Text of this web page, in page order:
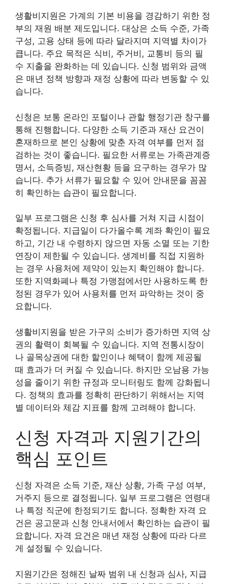
생활비지원은 가계의 기본 비용을 경감하기 위한 정
부의 재원 배분 제도입니다. 대상은 소득 수준, 가족
구성, 고용 상태 등에 따라 달라지며 지역별 차이가
큽니다. 주요 목적은 식비, 주거비, 교통비 등의 필
수 지출을 완화하는 데 있습니다. 신청 범위와 금액
은 매년 정책 방향과 재정 상황에 따라 변동할 수 있
습니다.
신청은 보통 온라인 포털이나 관할 행정기관 창구를
통해 진행합니다. 다양한 소득 기준과 재산 요건이
혼재하므로 본인 상황에 맞춘 자격 여부를 먼저 점
검하는 것이 좋습니다. 필요한 서류로는 가족관계증
명서, 소득증빙, 재산현황 등을 요구하는 경우가 많
습니다. 추가 서류가 필요할 수 있어 안내문을 꼼꼼
히 확인하는 습관이 필요합니다.
일부 프로그램은 신청 후 심사를 거쳐 지급 시점이
확정됩니다. 지급일이 다가올수록 계좌 확인이 필요
하고, 기간 내 수령하지 않으면 자동 소멸 또는 기한
연장이 제한될 수 있습니다. 생계비를 직접 지원하
는 경우 사용처에 제약이 있는지 확인해야 합니다.
또한 지역화폐나 특정 가맹점에서만 사용하도록 한
정된 경우가 있어 사용처를 먼저 파악하는 것이 중
요합니다.
생활비지원을 받은 가구의 소비가 증가하면 지역 상
권의 활력이 회복될 수 있습니다. 지역 전통시장이
나 골목상권에 대한 할인이나 혜택이 함께 제공될
때 효과가 더 커질 수 있습니다. 하지만 오남용 가능
성을 줄이기 위한 규정과 모니터링도 함께 강화됩니
다. 정책의 효과를 정확히 판단하기 위해서는 지역
별 데이터와 체감 지표를 함께 고려해야 합니다.
신청 자격과 지원기간의
핵심 포인트
신청 자격은 소득 기준, 재산 상황, 가족 구성 여부,
거주지 등으로 결정됩니다. 일부 프로그램은 연령대
나 특정 직군에 한정되기도 합니다. 정확한 자격 요
건은 공고문과 신청 안내서에서 확인하는 습관이 필
요합니다. 자격 요건은 매년 재정 상황에 따라 다르
게 설정될 수 있습니다.
지원기간은 정해진 날짜 범위 내 신청과 심사, 지급